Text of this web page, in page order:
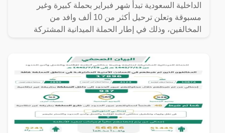
الداخلية السعودية تبدأ شهر فبراير بحملة كبيرة وغير
مسبوقة وتعلن ترحيل أكثر من 10 ألف وافد من
المخالفين، وذلك في إطار الحملة الميدانية المشتركة